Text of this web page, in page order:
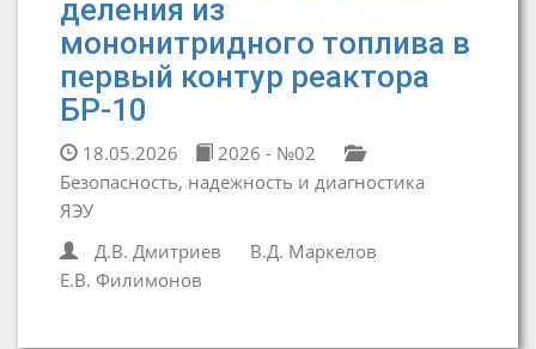
деления из
мононитридного топлива в
первый контур реактора
БР-10
18.05.2026
2026 - №02
Безопасность, надежность и диагностика
ЯЭУ
Д.В. Дмитриев
В.Д. Маркелов
Е.В. Филимонов